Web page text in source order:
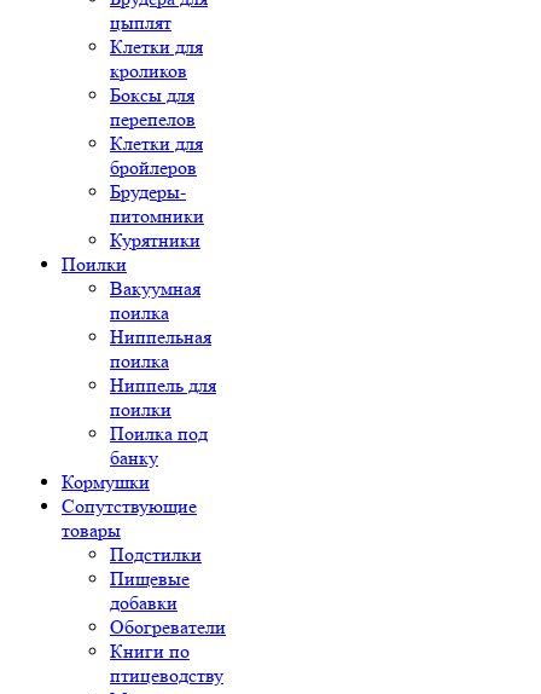
цыплят
Клетки для
кроликов
Боксы для
перепелов
Клетки для
бройлеров
Брудеры-
питомники
Курятники
Поилки
Вакуумная
поилка
Ниппельная
поилка
Ниппель для
поилки
Поилка под
банку
Кормушки
Сопутствующие
товары
Подстилки
Пищевые
добавки
Обогреватели
Книги по
птицеводству